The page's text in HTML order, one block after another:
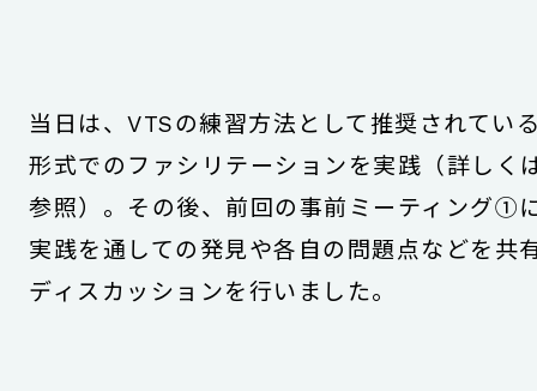
当日は、VTSの練習方法として推奨されてい
形式でのファシリテーションを実践（詳しく
参照）。その後、前回の事前ミーティング①
実践を通しての発見や各自の問題点などを共
ディスカッションを行いました。